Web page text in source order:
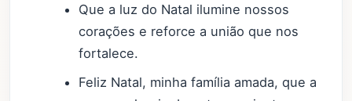
Que a luz do Natal ilumine nossos
corações e reforce a união que nos
fortalece.
Feliz Natal, minha família amada, que a